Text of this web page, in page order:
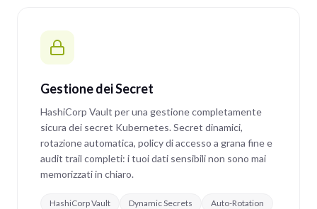
Gestione dei Secret
HashiCorp Vault per una gestione completamente
sicura dei secret Kubernetes. Secret dinamici,
rotazione automatica, policy di accesso a grana fine e
audit trail completi: i tuoi dati sensibili non sono mai
memorizzati in chiaro.
HashiCorp Vault Dynamic Secrets Auto-Rotation